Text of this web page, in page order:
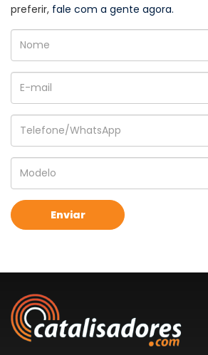
preferir, fale com a gente agora.